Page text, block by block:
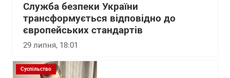
Служба безпеки України
трансформується відповідно до
європейських стандартів
29 липня, 18:01
Суспільство